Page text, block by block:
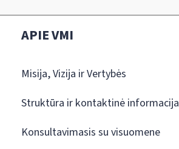
APIE VMI
Misija, Vizija ir Vertybės
Struktūra ir kontaktinė informacija
Konsultavimasis su visuomene